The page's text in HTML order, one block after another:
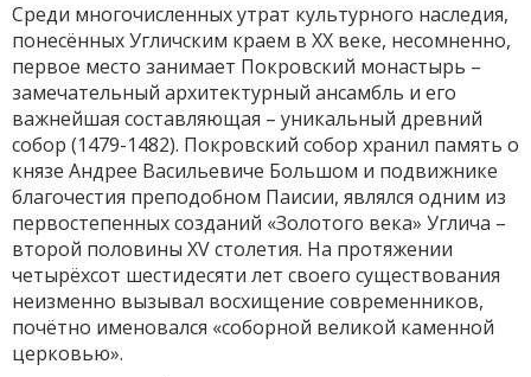
Среди многочисленных утрат культурного наследия,
понесённых Угличским краем в ХХ веке, несомненно,
первое место занимает Покровский монастырь –
замечательный архитектурный ансамбль и его
важнейшая составляющая – уникальный древний
собор (1479-1482). Покровский собор хранил память о
князе Андрее Васильевиче Большом и подвижнике
благочестия преподобном Паисии, являлся одним из
первостепенных созданий «Золотого века» Углича –
второй половины XV столетия. На протяжении
четырёхсот шестидесяти лет своего существования
неизменно вызывал восхищение современников,
почётно именовался «соборной великой каменной
церковью».